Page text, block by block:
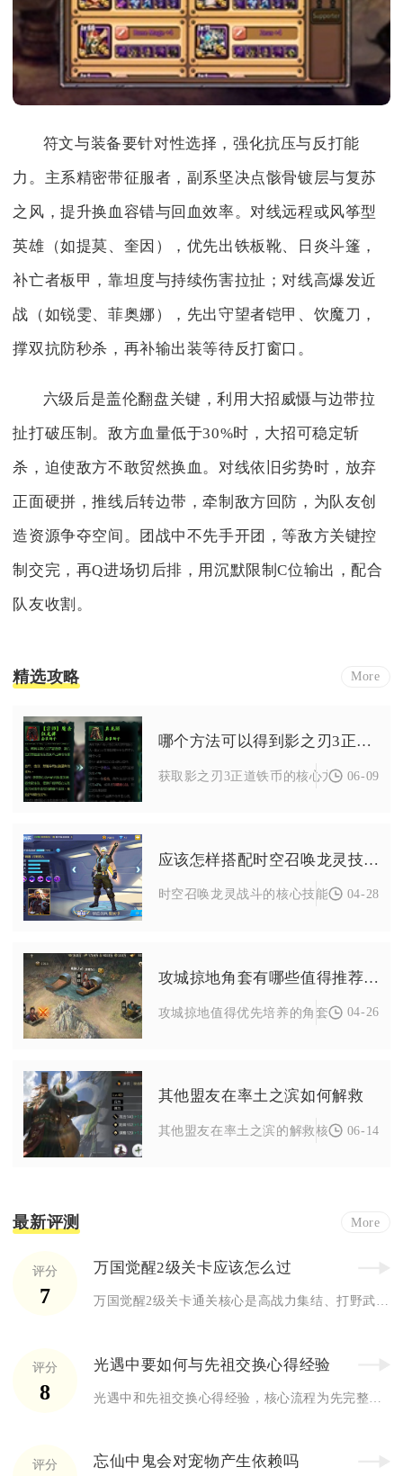
符文与装备要针对性选择，强化抗压与反打能
力。主系精密带征服者，副系坚决点骸骨镀层与复苏
之风，提升换血容错与回血效率。对线远程或风筝型
英雄（如提莫、奎因），优先出铁板靴、日炎斗篷，
补亡者板甲，靠坦度与持续伤害拉扯；对线高爆发近
战（如锐雯、菲奥娜），先出守望者铠甲、饮魔刀，
撑双抗防秒杀，再补输出装等待反打窗口。
六级后是盖伦翻盘关键，利用大招威慑与边带拉
扯打破压制。敌方血量低于30%时，大招可稳定斩
杀，迫使敌方不敢贸然换血。对线依旧劣势时，放弃
正面硬拼，推线后转边带，牵制敌方回防，为队友创
造资源争夺空间。团战中不先手开团，等敌方关键控
制交完，再Q进场切后排，用沉默限制C位输出，配合
队友收割。
精选攻略 More
哪个方法可以得到影之刃3正道铁币
获取影之刃3正道铁币的核心方法是刷正
06-09
应该怎样搭配时空召唤龙灵技能进行战斗
时空召唤龙灵战斗的核心技能搭配逻辑，
04-28
攻城掠地角套有哪些值得推荐的
攻城掠地值得优先培养的角套为角烛龙、
04-26
其他盟友在率土之滨如何解救
其他盟友在率土之滨的解救核心是同盟成
06-14
最新评测 More
评分
7
万国觉醒2级关卡应该怎么过
万国觉醒2级关卡通关核心是高战力集结、打野武将带队、兵种克制...
评分
8
光遇中要如何与先祖交换心得经验
评分 忘仙中鬼会对宠物产生依赖吗